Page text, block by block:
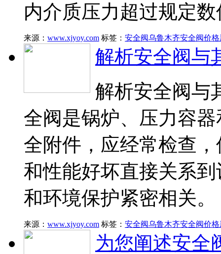
内介质压力超过规定
来源： www.xjyoy.com 标签： 安全阀乌鲁木齐安全阀价格
解析安全阀与
解析安全阀与
全阀是锅炉、压力容
全附件，应经常检查
和性能好坏直接关系
和环境保护紧密相关。
来源： www.xjyoy.com 标签： 安全阀乌鲁木齐安全阀价格
为您阐述安全